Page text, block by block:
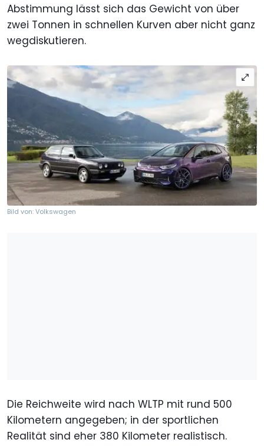
Abstimmung lässt sich das Gewicht von über
zwei Tonnen in schnellen Kurven aber nicht ganz
wegdiskutieren.
Bild von: Volkswagen
Die Reichweite wird nach WLTP mit rund 500
Kilometern angegeben; in der sportlichen
Realität sind eher 380 Kilometer realistisch.